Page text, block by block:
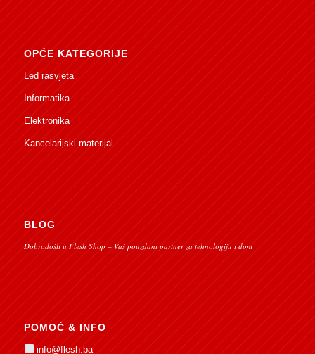
OPĆE KATEGORIJE
Led rasvjeta
Informatika
Elektronika
Kancelarijski materijal
BLOG
Dobrodošli u Flesh Shop – Vaš pouzdani partner za tehnologiju i dom
POMOĆ & INFO
info@flesh.ba